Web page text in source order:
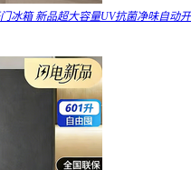
冰箱 新品超大容量UV抗菌净味自动开